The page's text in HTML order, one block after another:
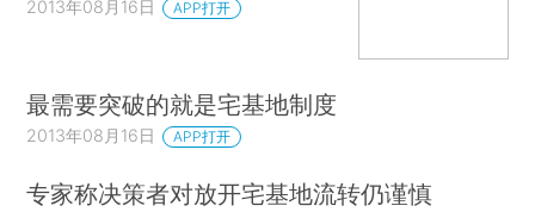
2013年08月16日 APP打开
最需要突破的就是宅基地制度
2013年08月16日 APP打开
专家称决策者对放开宅基地流转仍谨慎